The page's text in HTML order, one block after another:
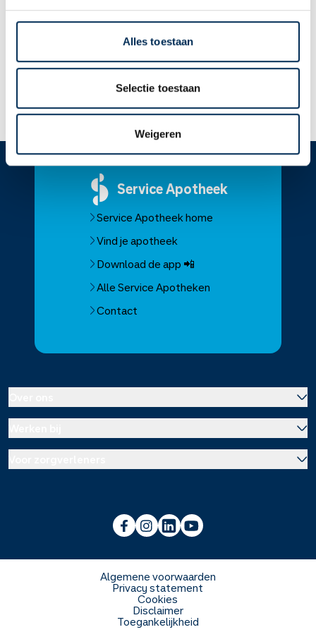
Alles toestaan
Selectie toestaan
Weigeren
Geeft u borstvoeding? Dit medicijn kan in de moedermelk
komen. Vraag aan uw arts of apotheker of u dit medicijn
ServiceApotheek
Service Apotheek home
Vind je apotheek
Download de app 📲
Alle Service Apotheken
Contact
Franchise informatie
Voorlichting scholen
Algemene voorwaarden
Privacy statement
Cookies
Disclaimer
Toegankelijkheid